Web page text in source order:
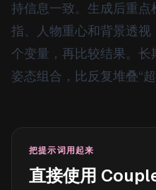
持信息一致。生成后重
指、人物重心和背景透
个变量，再比较结果。
姿态组合，比反复堆叠“
把提示词用起来
直接使用